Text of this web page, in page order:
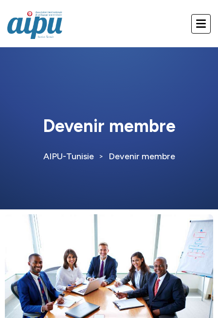
Devenir membre
AIPU-Tunisie > Devenir membre